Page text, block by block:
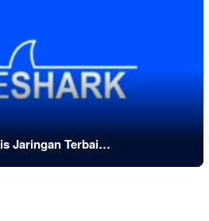
Jaringan Terbai…